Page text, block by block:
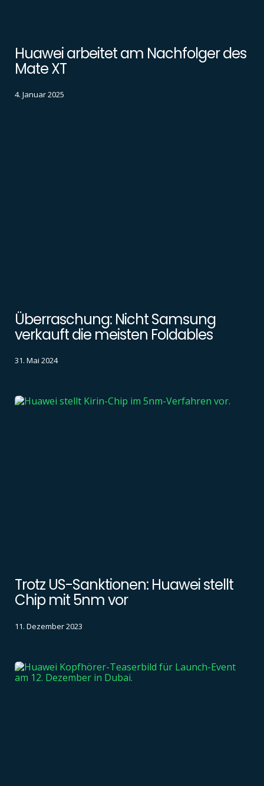
Huawei arbeitet am Nachfolger des
Mate XT
4. Januar 2025
Überraschung: Nicht Samsung
verkauft die meisten Foldables
31. Mai 2024
Trotz US-Sanktionen: Huawei stellt
Chip mit 5nm vor
11. Dezember 2023